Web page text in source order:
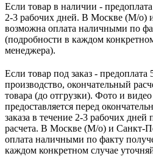
Если товар в наличии -
2-3 рабочих дней. В Москве (М/о)
возможна оплата наличными по
(подробности в каждом
менеджера).
Если товар под заказ - предоплата
производство, окончательный
товара (до отгрузки). Фото и видео
предоставляется перед
заказа в течение 2-3 рабочих дней
расчета. В Москве (М/о) и Санкт-
оплата наличными по факту
каждом конкретном случае